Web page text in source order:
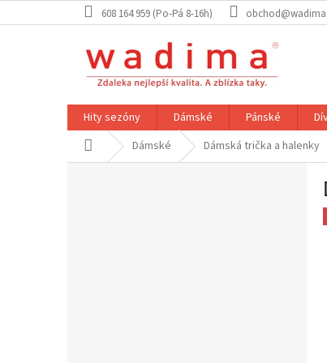
na
608 164 959 (Po-Pá 8-16h)
Hity sezóny Dámské Pánské
Domů Dámské Dámská trička a halenky